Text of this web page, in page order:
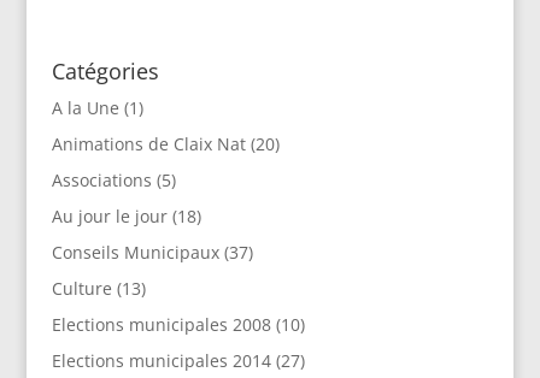
Catégories
A la Une (1)
Animations de Claix Nat(20)
Associations (5)
Au jour le jour(18)
Conseils Municipaux(37)
Culture (13)
Elections municipales 2008(10)
Elections municipales 2014(27)